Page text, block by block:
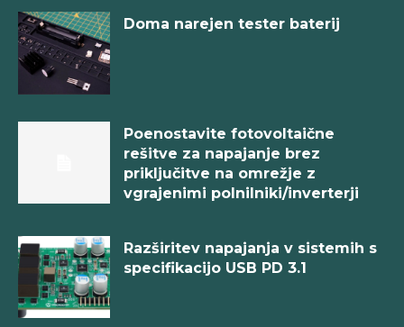
Doma narejen tester baterij
Poenostavite fotovoltaične
rešitve za napajanje brez
priključitve na omrežje z
vgrajenimi polnilniki/inverterji
Razširitev napajanja v sistemih s
specifikacijo USB PD 3.1